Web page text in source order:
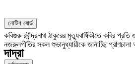
নোটিশ বোর্ড
কবিগুরু রবীন্দ্রনাথ ঠাকুরের মৃত্যুবার্ষিকীতে কবির
নজরুলগীতির সকল শুভানুধ্যায়ীকে জানাচ্ছি
দাদ্‌রা